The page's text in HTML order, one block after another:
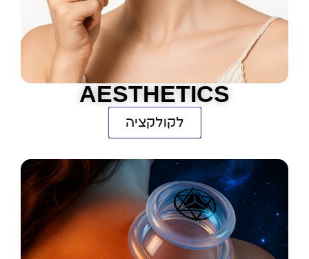
AESTHETICS
לקולקציה